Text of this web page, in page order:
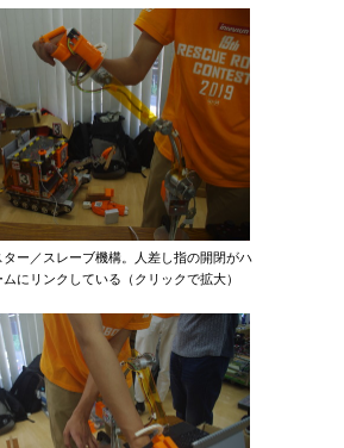
ター／スレーブ機構。人差し指の開閉がハ
にリンクしている（クリックで拡大）